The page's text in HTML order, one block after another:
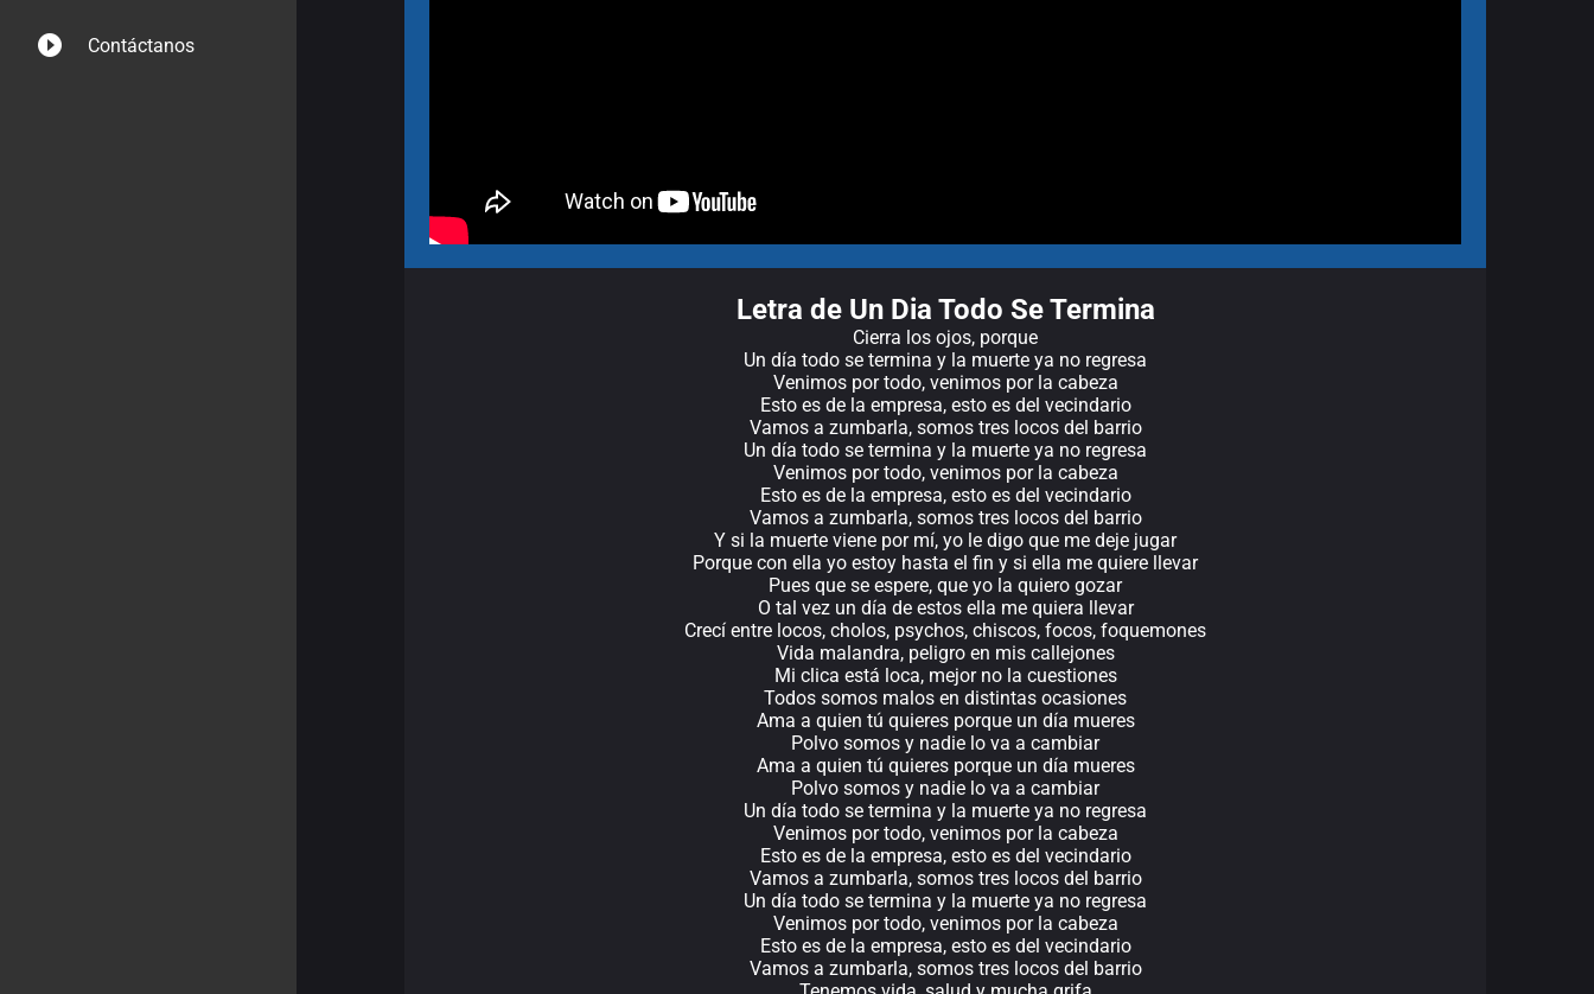
Contáctanos
Letra de Un Dia Todo Se Termina
Cierra los ojos, porque
Un día todo se termina y la muerte ya no regresa
Venimos por todo, venimos por la cabeza
Esto es de la empresa, esto es del vecindario
Vamos a zumbarla, somos tres locos del barrio
Un día todo se termina y la muerte ya no regresa
Venimos por todo, venimos por la cabeza
Esto es de la empresa, esto es del vecindario
Vamos a zumbarla, somos tres locos del barrio
Y si la muerte viene por mí, yo le digo que me deje jugar
Porque con ella yo estoy hasta el fin y si ella me quiere llevar
Pues que se espere, que yo la quiero gozar
O tal vez un día de estos ella me quiera llevar
Crecí entre locos, cholos, psychos, chiscos, focos, foquemones
Vida malandra, peligro en mis callejones
Mi clica está loca, mejor no la cuestiones
Todos somos malos en distintas ocasiones
Ama a quien tú quieres porque un día mueres
Polvo somos y nadie lo va a cambiar
Ama a quien tú quieres porque un día mueres
Polvo somos y nadie lo va a cambiar
Un día todo se termina y la muerte ya no regresa
Venimos por todo, venimos por la cabeza
Esto es de la empresa, esto es del vecindario
Vamos a zumbarla, somos tres locos del barrio
Un día todo se termina y la muerte ya no regresa
Venimos por todo, venimos por la cabeza
Esto es de la empresa, esto es del vecindario
Vamos a zumbarla, somos tres locos del barrio